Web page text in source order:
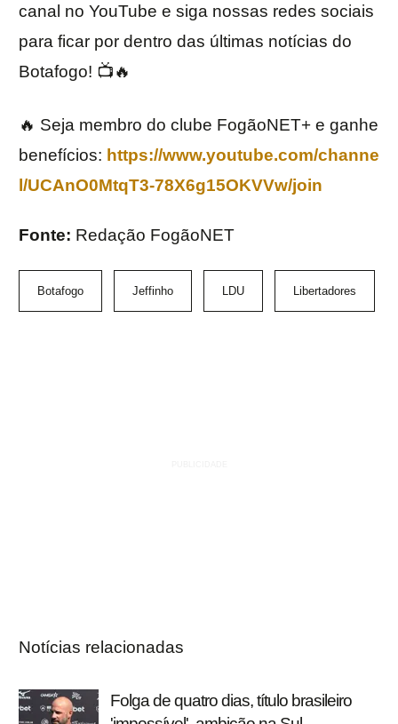
canal no YouTube e siga nossas redes sociais
para ficar por dentro das últimas notícias do
Botafogo! 📺🔥
🔥 Seja membro do clube FogãoNET+ e ganhe
benefícios: https://www.youtube.com/channe
l/UCAnO0MtqT3-78X6g15OKVVw/join
Fonte: Redação FogãoNET
Botafogo Jeffinho LDU Libertadores
Notícias relacionadas
Folga de quatro dias, título brasileiro